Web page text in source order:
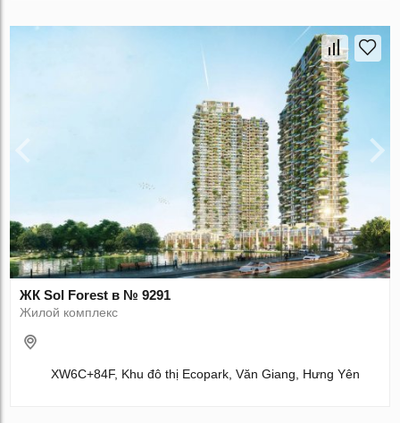
ЖК Sol Forest в № 9291
Жилой комплекс
XW6C+84F, Khu đô thị Ecopark, Văn Giang, Hưng Yên